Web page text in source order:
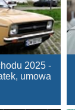
2025 -
umowa